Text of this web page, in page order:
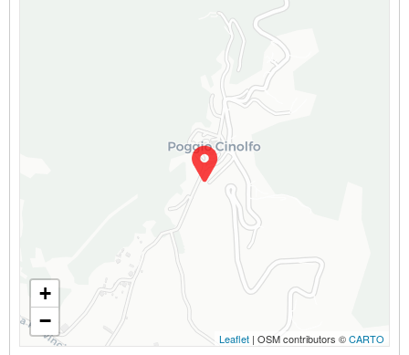
+
−
Leaflet | OSM contributors ©CARTO